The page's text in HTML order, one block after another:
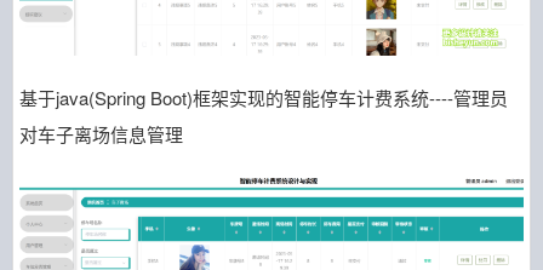
基于java(Spring Boot)框架实现的智能停车计费系统----管理员
对车子离场信息管理